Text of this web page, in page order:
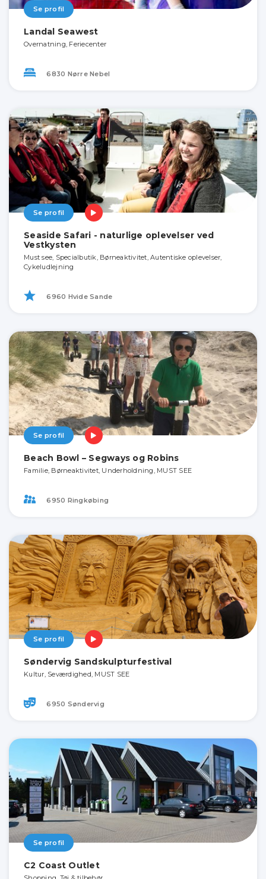
Se profil
Landal Seawest
Overnatning, Feriecenter
6830 Nørre Nebel
Se profil
Seaside Safari - naturlige oplevelser ved
Vestkysten
Must see, Specialbutik, Børneaktivitet, Autentiske oplevelser,
Cykeludlejning
6960 Hvide Sande
Se profil
Beach Bowl – Segways og Robins
Familie, Børneaktivitet, Underholdning, MUST SEE
6950 Ringkøbing
Se profil
Søndervig Sandskulpturfestival
Kultur, Seværdighed, MUST SEE
6950 Søndervig
Se profil
C2 Coast Outlet